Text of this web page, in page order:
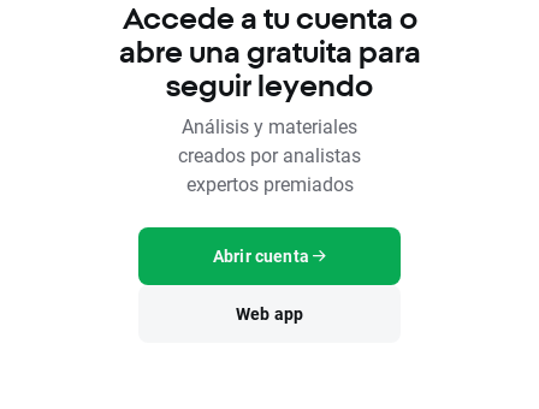
Accede a tu cuenta o
abre una gratuita para
seguir leyendo
Análisis y materiales
creados por analistas
expertos premiados
Abrir cuenta
Web app